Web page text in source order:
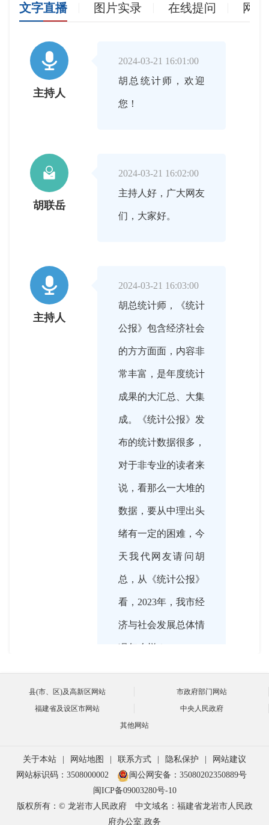
文字直播 图片实录 在线提问 网

主持人
2024-03-21 16:01:00
胡总统计师，欢迎
您！

胡联岳
2024-03-21 16:02:00
主持人好，广大网友
们，大家好。

主持人
2024-03-21 16:03:00
胡总统计师，《统计
公报》包含经济社会
的方方面面，内容非
常丰富，是年度统计
成果的大汇总、大集
成。《统计公报》发
布的统计数据很多，
对于非专业的读者来
说，看那么一大堆的
数据，要从中理出头
绪有一定的困难，今
天我代网友请问胡
总，从《统计公报》
看，2023年，我市经
济与社会发展总体情
况怎么样？

真落实省委“深学争
优、敢为争先、实干
争效”行动，打好“五
县(市、区)及高新区网站
市政府部门网站
福建省及设区市网站
中央人民政府
其他网站
关于本站 网站地图 联系方式 隐私保护
网站建议
网站标识码：3508000002
闽公网安备：35080202350889号
闽ICP备09003280号-10
版权所有：© 龙岩市人民政府
中文域名：福建省龙岩市人民政
府办公室.政务